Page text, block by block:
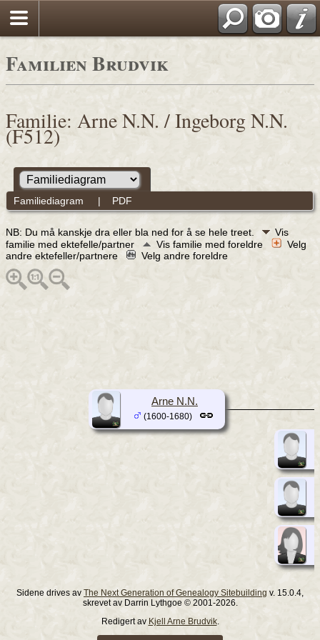
Familien Brudvik
Familie: Arne N.N. / Ingeborg N.N.
(F512)
Familiediagram | PDF
NB: Du må kanskje dra eller bla ned for å se hele treet.
Vis
familie med ektefelle/partner
Vis familie med foreldre
Velg
andre ektefeller/partnere
Velg andre foreldre
Arne N.N.
(1600-1680)
Sidene drives av The Next Generation of Genealogy Sitebuilding v. 15.0.4,
skrevet av Darrin Lythgoe © 2001-2026.
Redigert av Kjell Arne Brudvik.